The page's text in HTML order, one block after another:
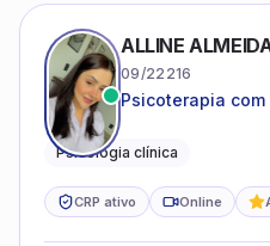
ALLINE
09/22216
Psicoterapia
adolescentes e
Psicologia clínica
CRP ativo Online